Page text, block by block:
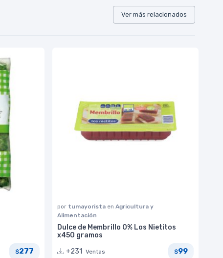
Ver más relacionados
$277
por tumayorista en Agricultura y
Alimentación
Dulce de Membrillo 0% Los Nietitos
x450 gramos
+231
Ventas $99